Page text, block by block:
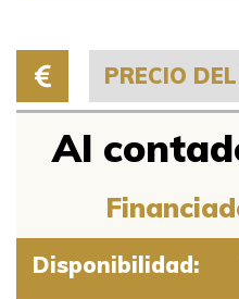
PRECIO
Al
Disponibilidad: